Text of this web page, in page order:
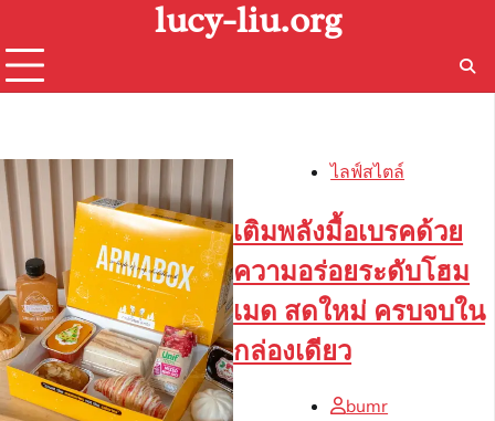
content
lucy-liu.org
ไลฟ์สไตล์
เติมพลังมื้อเบรคด้วย
ความอร่อยระดับโฮม
เมด สดใหม่ ครบจบใน
กล่องเดียว
bumr